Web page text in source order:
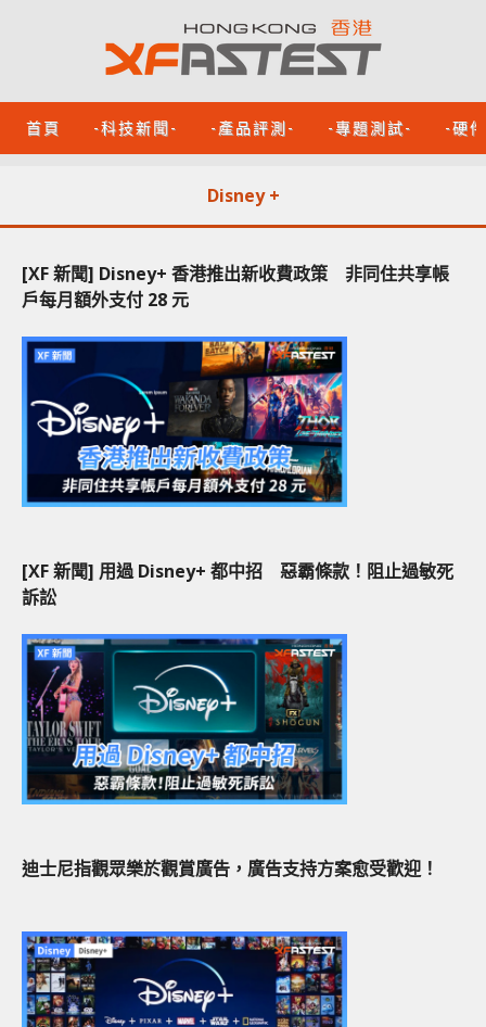
首頁 -科技新聞- -產品評測- -專題測試- -硬
Disney +
[XF 新聞] Disney+ 香港推出新收費政策 非同住共享帳
戶每月額外支付 28 元
[XF 新聞] 用過 Disney+ 都中招 惡霸條款！阻止過敏死
訴訟
迪士尼指觀眾樂於觀賞廣告，廣告支持方案愈受歡迎！